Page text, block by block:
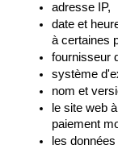
adresse IP,
date et
à certaines
fournisseur
système
nom et
le site web
paiement
les